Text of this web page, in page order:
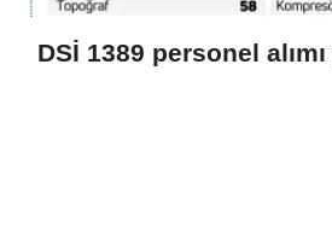
DSİ 1389 personel